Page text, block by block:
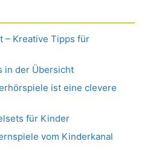
– Kreative Tipps für
in der Übersicht
ist eine clevere
für Kinder
vom Kinderkanal